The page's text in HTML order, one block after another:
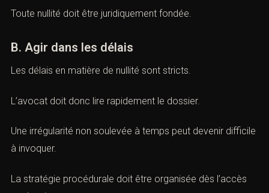
h. commission rogatoire.
Les délais en matière de nullité sont stricts.